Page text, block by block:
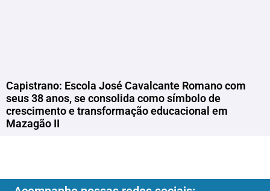
Capistrano: Escola José Cavalcante Romano com
seus 38 anos, se consolida como símbolo de
crescimento e transformação educacional em
Mazagão II